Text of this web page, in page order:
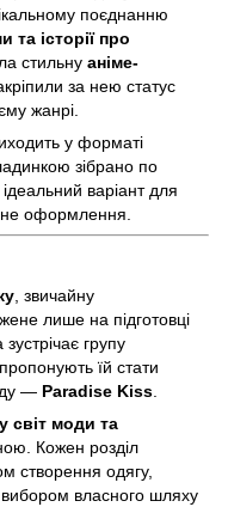
поєднанню
та історії про
стильну аніме-
за нею статус
жанрі.
у форматі
зібрано по
ідеальний варіант для
оформлення.
, звичайну
лише на підготовці
групу
їй стати
— Paradise Kiss
світ моди та
Кожен розділ
створення одягу,
власного шляху